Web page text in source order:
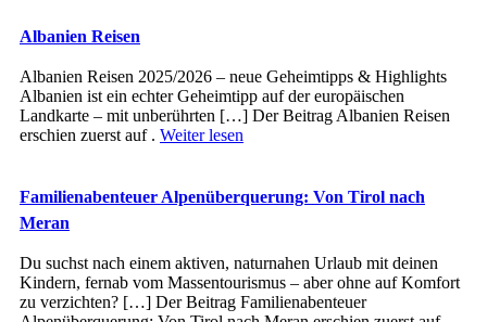
Albanien Reisen
Albanien Reisen 2025/2026 – neue Geheimtipps & Highlights
Albanien ist ein echter Geheimtipp auf der europäischen
Landkarte – mit unberührten […] Der Beitrag Albanien Reisen
erschien zuerst auf . Weiter lesen
Familienabenteuer Alpenüberquerung: Von Tirol nach
Meran
Du suchst nach einem aktiven, naturnahen Urlaub mit deinen
Kindern, fernab vom Massentourismus – aber ohne auf Komfort
zu verzichten? […] Der Beitrag Familienabenteuer